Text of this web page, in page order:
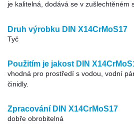
je kalitelná, dodává se v zušlechtěném
Druh výrobku DIN X14CrMoS17
Tyč
Použitím je jakost DIN
vhodná pro prostředí s vodou, vodní
činidly.
Zpracování DIN X14CrMoS17
dobře obrobitelná